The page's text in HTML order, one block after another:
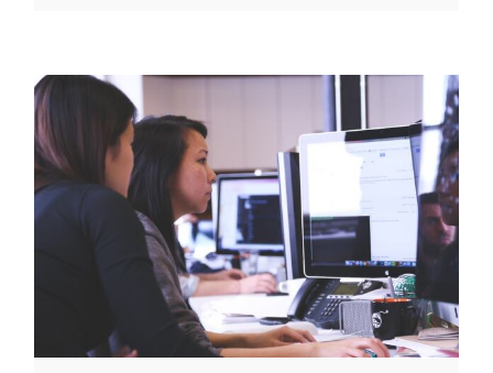
Conecta Startup Brasil anuncia
ampliação do valor das bolsas e
dá boas-vindas aos participantes
da segunda edição do programa
Sem categoria